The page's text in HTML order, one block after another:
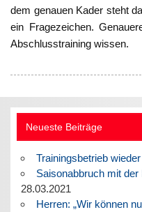
dem genauen Kader steht
ein Fragezeichen.
Abschlusstraining wissen.
Neueste Beiträge
Trainingsbetrieb
Saisonabbruch mit
28.03.2021
Herren: „Wir können